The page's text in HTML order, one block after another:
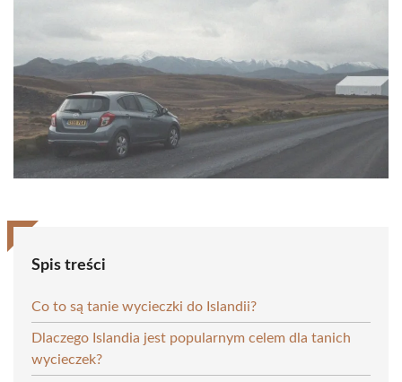
Spis treści
Co to są tanie wycieczki do Islandii?
Dlaczego Islandia jest popularnym celem dla tanich
wycieczek?